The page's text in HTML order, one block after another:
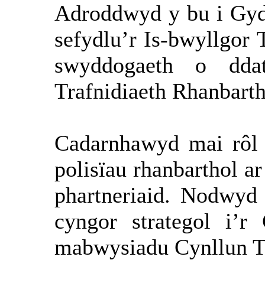
Adroddwyd y bu i
sefydlu’r Is-bwyllgor
swyddogaeth o
Trafnidiaeth
Cadarnhawyd mai
polisïau rhanbarthol
phartneriaid.
cyngor strategol i’r
mabwysiadu Cynllun